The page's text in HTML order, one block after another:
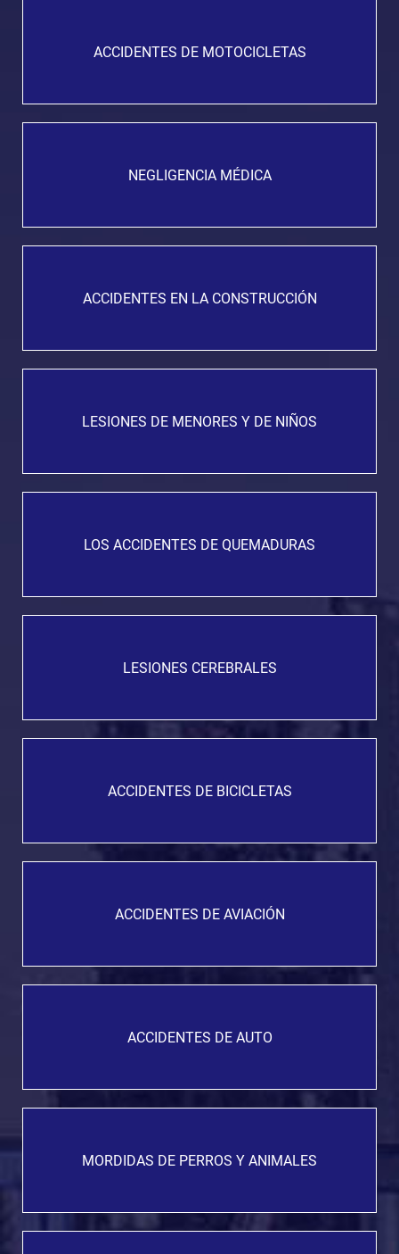
ACCIDENTES DE MOTOCICLETAS
NEGLIGENCIA MÉDICA
ACCIDENTES EN LA CONSTRUCCIÓN
LESIONES DE MENORES Y DE NIÑOS
LOS ACCIDENTES DE QUEMADURAS
LESIONES CEREBRALES
ACCIDENTES DE BICICLETAS
ACCIDENTES DE AVIACIÓN
ACCIDENTES DE AUTO
MORDIDAS DE PERROS Y ANIMALES